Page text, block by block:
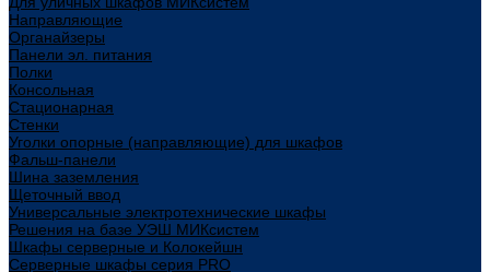
Направляющие
Органайзеры
Панели эл. питания
Полки
Консольная
Стационарная
Стенки
Уголки опорные (направляющие) для шкафов
Фальш-панели
Шина заземления
Щеточный ввод
Универсальные электротехнические шкафы
Решения на базе УЭШ МИКсистем
Шкафы серверные и Колокейшн
Серверные шкафы серия PRO